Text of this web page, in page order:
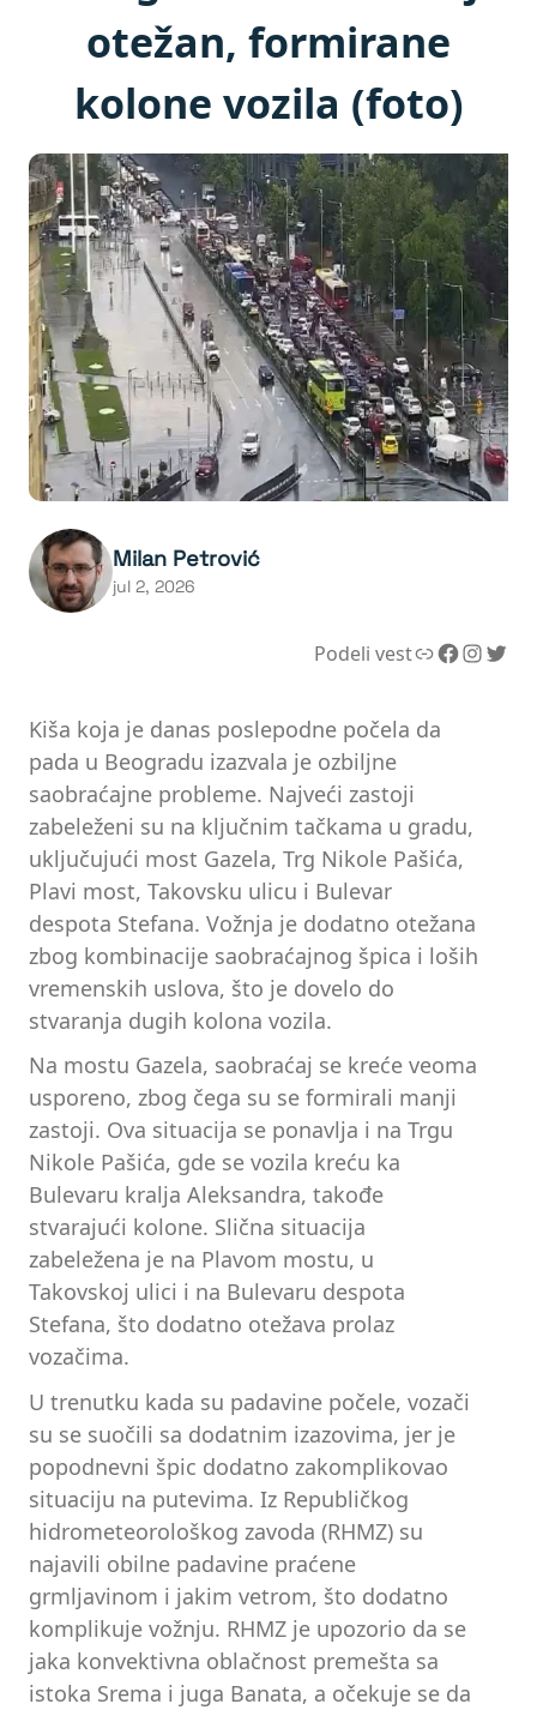
otežan, formirane
kolone vozila (foto)
Milan Petrović
jul 2, 2026
Podeli vestLink Facebook InstagramTwitter
Kiša koja je danas poslepodne počela da
pada u Beogradu izazvala je ozbiljne
saobraćajne probleme. Najveći zastoji
zabeleženi su na ključnim tačkama u gradu,
uključujući most Gazela, Trg Nikole Pašića,
Plavi most, Takovsku ulicu i Bulevar
despota Stefana. Vožnja je dodatno otežana
zbog kombinacije saobraćajnog špica i loših
vremenskih uslova, što je dovelo do
stvaranja dugih kolona vozila.
Na mostu Gazela, saobraćaj se kreće veoma
usporeno, zbog čega su se formirali manji
zastoji. Ova situacija se ponavlja i na Trgu
Nikole Pašića, gde se vozila kreću ka
Bulevaru kralja Aleksandra, takođe
stvarajući kolone. Slična situacija
zabeležena je na Plavom mostu, u
Takovskoj ulici i na Bulevaru despota
Stefana, što dodatno otežava prolaz
vozačima.
U trenutku kada su padavine počele, vozači
su se suočili sa dodatnim izazovima, jer je
popodnevni špic dodatno zakomplikovao
situaciju na putevima. Iz Republičkog
hidrometeorološkog zavoda (RHMZ) su
najavili obilne padavine praćene
grmljavinom i jakim vetrom, što dodatno
komplikuje vožnju. RHMZ je upozorio da se
jaka konvektivna oblačnost premešta sa
istoka Srema i juga Banata, a očekuje se da